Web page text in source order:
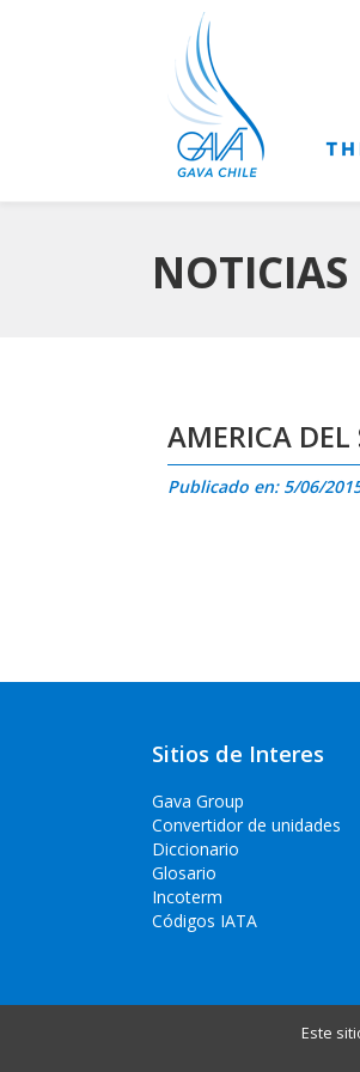
NOTICIAS
AMERICA DEL
Publicado en: 5/06/
Sitios de Interes
Gava Group
Convertidor de unidades
Diccionario
Glosario
Incoterm
Códigos IATA
Este